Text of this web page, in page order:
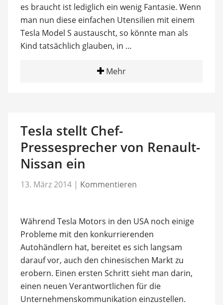
es braucht ist lediglich ein wenig Fantasie. Wenn
man nun diese einfachen Utensilien mit einem
Tesla Model S austauscht, so könnte man als
Kind tatsächlich glauben, in …
Mehr
Tesla stellt Chef-
Pressesprecher von Renault-
Nissan ein
13. März 2014 | Kommentieren
Während Tesla Motors in den USA noch einige
Probleme mit den konkurrierenden
Autohändlern hat, bereitet es sich langsam
darauf vor, auch den chinesischen Markt zu
erobern. Einen ersten Schritt sieht man darin,
einen neuen Verantwortlichen für die
Unternehmenskommunikation einzustellen.